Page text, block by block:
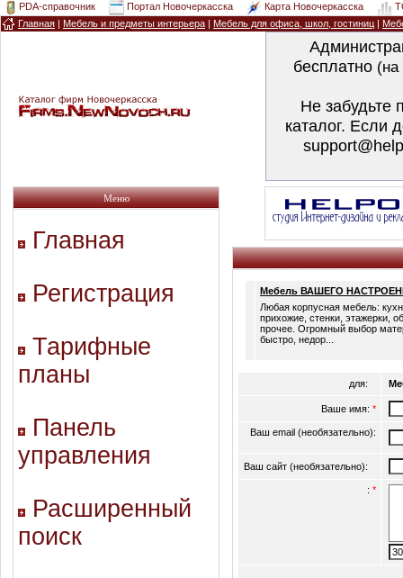
PDA-справочник Портал Новочеркасска Карта Новочеркасска
Главная | Мебель и предметы интерьера | Мебель для офиса, школ, гостиниц |
бесплатно
Не забудьте
каталог. Если
Меню
Главная
Регистрация
Тарифные
планы
Панель
управления
Расширенный
поиск
Мебель ВАШЕГО
Любая корпусная мебель:
прихожие, стенки, этажерки,
прочее. Огромный выбор
быстро, недор...
для:
Ваше имя: *
Ваш email (необязательно):
Ваш сайт (необязательно):
: *